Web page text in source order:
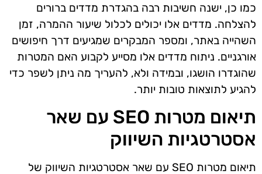
כמו כן, ישנה חשיבות רבה בהגדרת מדדים ברורים
להצלחה. מדדים אלו יכולים לכלול שיעור ההמרה, זמן
השהייה באתר, ומספר המבקרים שמגיעים דרך חיפושים
אורגניים. ניתוח מדדים אלו מסייע לקבוע האם המטרות
שהוגדרו הושגו, ובמידה ולא, להעריך מה ניתן לשפר כדי
להגיע לתוצאות טובות יותר.
תיאום מטרות SEO עם שאר
אסטרטגיות השיווק
תיאום מטרות SEO עם שאר אסטרטגיות השיווק של